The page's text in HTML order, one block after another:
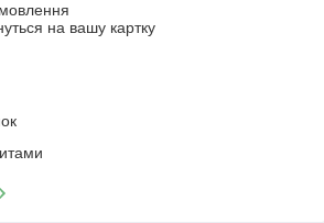
на вашу картку